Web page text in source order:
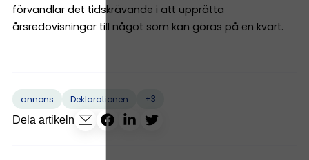
förvandlar det tidskrävande i att upprätta
årsredovisningar till något som kan göras på en kvart.
annons Deklarationen
+3
Dela artikeln